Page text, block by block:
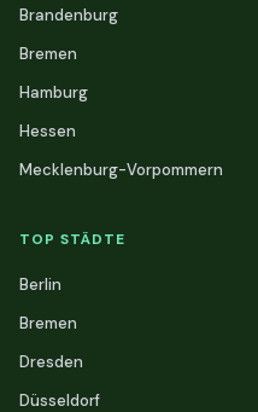
Brandenburg
Bremen
Hamburg
Hessen
Mecklenburg-Vorpommern
TOP STÄDTE
Berlin
Bremen
Dresden
Düsseldorf